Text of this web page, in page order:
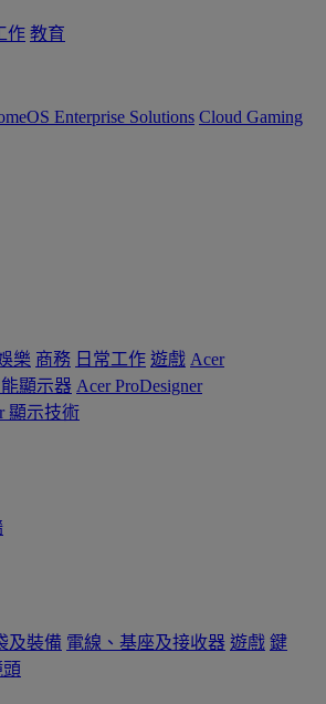
作 教育
Enterprise Solutions Cloud Gaming
樂 商務 日常工作 遊戲 Acer
顯示器 Acer ProDesigner
顯示技術
及裝備 電線、基座及接收器 遊戲 鍵